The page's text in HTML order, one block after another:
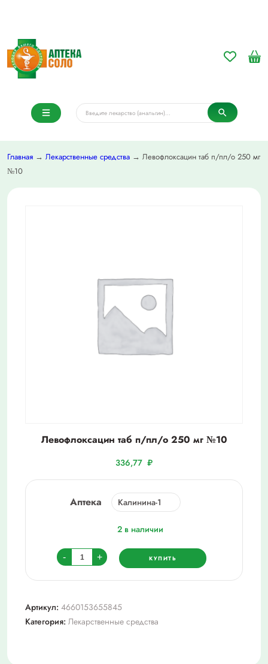
Главная → Лекарственные средства → Левофлоксацин таб п/пл/о 250 мг
№10
Левофлоксацин таб п/пл/о 250 мг №10
336,77 ₽
Аптека
2 в наличии
-
Количество
товара
Левофлоксацин
п/
пл/
+ КУПИТЬ
Артикул: 4660153655845
Категория: Лекарственные средства